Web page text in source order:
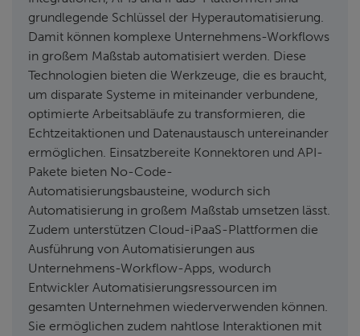
grundlegende Schlüssel der Hyperautomatisierung.
Damit können komplexe Unternehmens-Workflows
in großem Maßstab automatisiert werden. Diese
Technologien bieten die Werkzeuge, die es braucht,
um disparate Systeme in miteinander verbundene,
optimierte Arbeitsabläufe zu transformieren, die
Echtzeitaktionen und Datenaustausch untereinander
ermöglichen. Einsatzbereite Konnektoren und API-
Pakete bieten No-Code-
Automatisierungsbausteine, wodurch sich
Automatisierung in großem Maßstab umsetzen lässt.
Zudem unterstützen Cloud-iPaaS-Plattformen die
Ausführung von Automatisierungen aus
Unternehmens-Workflow-Apps, wodurch
Entwickler Automatisierungsressourcen im
gesamten Unternehmen wiederverwenden können.
Sie ermöglichen zudem nahtlose Interaktionen mit